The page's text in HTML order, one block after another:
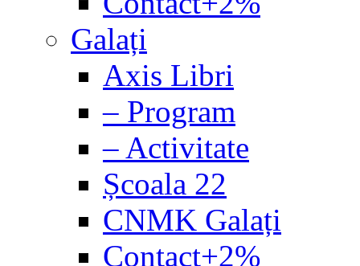
Galați
Axis Libri
– Program
– Activitate
Școala 22
CNMK Galați
Contact+2%